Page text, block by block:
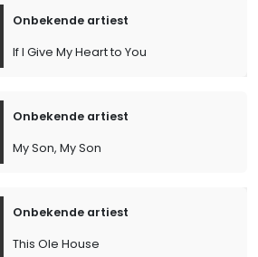
Onbekende artiest
If I Give My Heart to You
Onbekende artiest
My Son, My Son
Onbekende artiest
This Ole House